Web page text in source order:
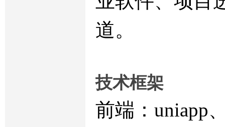
道。
技术框架
前端：uniapp